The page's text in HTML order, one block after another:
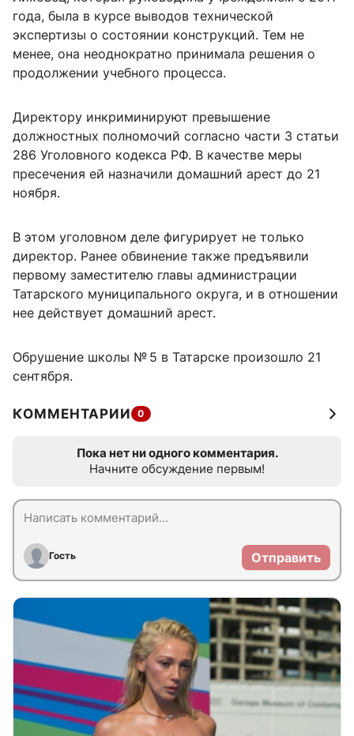
года, была в курсе выводов технической
экспертизы о состоянии конструкций. Тем не
менее, она неоднократно принимала решения о
продолжении учебного процесса.
Директору инкриминируют превышение
должностных полномочий согласно части 3 статьи
286 Уголовного кодекса РФ. В качестве меры
пресечения ей назначили домашний арест до 21
ноября.
В этом уголовном деле фигурирует не только
директор. Ранее обвинение также предъявили
первому заместителю главы администрации
Татарского муниципального округа, и в отношении
нее действует домашний арест.
Обрушение школы № 5 в Татарске произошло 21
сентября.
КОММЕНТАРИИ 0
Пока нет ни одного комментария.
Начните обсуждение первым!
Гость Отправить